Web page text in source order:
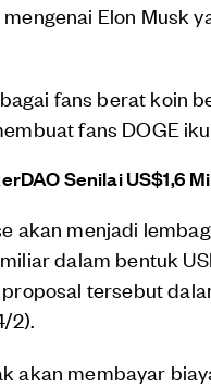
Elon Musk
fans berat koin
fans DOGE
Senilai US$1,6
akan menjadi
dalam bentuk
tersebut
2).
akan membayar